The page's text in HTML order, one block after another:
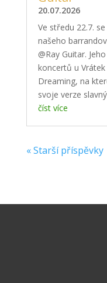
20.07.2026
Ve středu 22.7.
našeho
@Ray Guitar.
koncertů u
Dreaming, na
svoje verze
číst více
« Starší příspěvky